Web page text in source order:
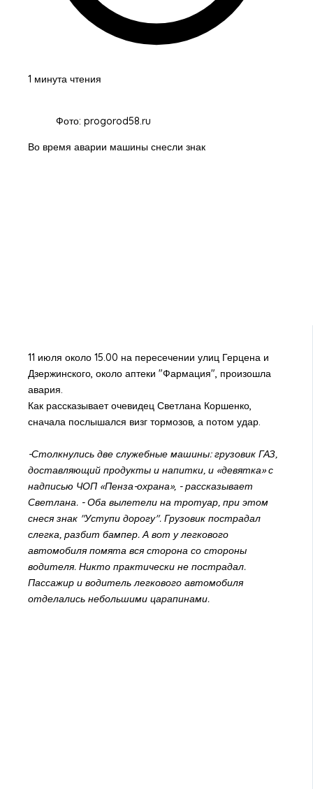
1 минута чтения
Фото: progorod58.ru
Во время аварии машины снесли знак
11 июля около 15.00 на пересечении улиц Герцена и
Дзержинского, около аптеки "Фармация", произошла
авария.
Как рассказывает очевидец Светлана Коршенко,
сначала послышался визг тормозов, а потом удар.
-Столкнулись две служебные машины: грузовик ГАЗ,
доставляющий продукты и напитки, и «девятка» с
надписью ЧОП «Пенза-охрана», - рассказывает
Светлана. - Оба вылетели на тротуар, при этом
снеся знак "Уступи дорогу". Грузовик пострадал
слегка, разбит бампер. А вот у легкового
автомобиля помята вся сторона со стороны
водителя. Никто практически не пострадал.
Пассажир и водитель легкового автомобиля
отделались небольшими царапинами.